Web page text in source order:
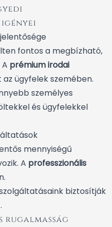
fontos a megbízható,
prémium irodai
ügyfelek szemében.
személyes
és ügyfelekkel
mennyiségű
A professzionális
biztosítják
rugalmasság